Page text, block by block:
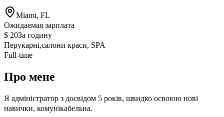
Miami, FL
Ожидаемая зарплата
$ 20За годину
Перукарні,салони краси, SPA
Full-time
Про мене
Я адміністратор з досвідом 5 років, швидко освоюю нові
навички, комунікабельна.